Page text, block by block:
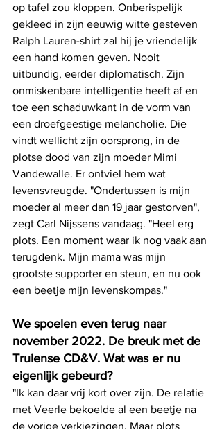
op tafel zou kloppen. Onberispelijk
gekleed in zijn eeuwig witte gesteven
Ralph Lauren-shirt zal hij je vriendelijk
een hand komen geven. Nooit
uitbundig, eerder diplomatisch. Zijn
onmiskenbare intelligentie heeft af en
toe een schaduwkant in de vorm van
een droefgeestige melancholie. Die
vindt wellicht zijn oorsprong, in de
plotse dood van zijn moeder Mimi
Vandewalle. Er ontviel hem wat
levensvreugde. "Ondertussen is mijn
moeder al meer dan 19 jaar gestorven",
zegt Carl Nijssens vandaag. "Heel erg
plots. Een moment waar ik nog vaak aan
terugdenk. Mijn mama was mijn
grootste supporter en steun, en nu ook
een beetje mijn levenskompas."
We spoelen even terug naar
november 2022. De breuk met de
Truiense CD&V. Wat was er nu
eigenlijk gebeurd?
"Ik kan daar vrij kort over zijn. De relatie
met Veerle bekoelde al een beetje na
de vorige verkiezingen. Maar plots